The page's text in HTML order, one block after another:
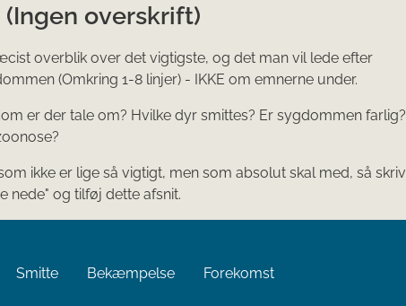
overskrift)
overblik over det vigtigste, og det man vil lede efter
(Omkring 1-8 linjer) - IKKE om emnerne under.
er der tale om? Hvilke dyr smittes? Er sygdommen farlig?
ikke er lige så vigtigt, men som absolut skal med, så skriv
nede" og tilføj dette afsnit.
Smitte Bekæmpelse Forekomst